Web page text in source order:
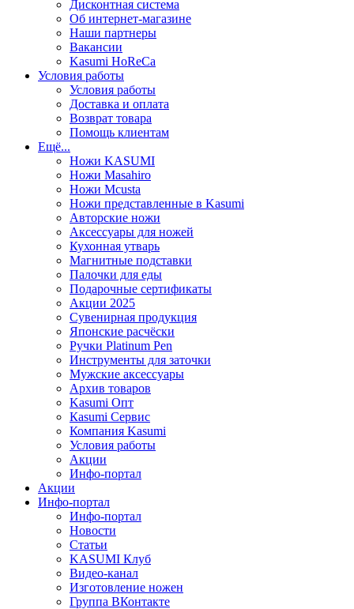
Дисконтная система
Об интернет-магазине
Наши партнеры
Вакансии
Kasumi HoReCa
Условия работы
Условия работы
Доставка и оплата
Возврат товара
Помощь клиентам
Ещё...
Ножи KASUMI
Ножи Masahiro
Ножи Mcusta
Ножи представленные в Kasumi
Авторские ножи
Аксессуары для ножей
Кухонная утварь
Магнитные подставки
Палочки для еды
Подарочные сертификаты
Акции 2025
Сувенирная продукция
Японские расчёски
Ручки Platinum Pen
Инструменты для заточки
Мужские аксессуары
Архив товаров
Kasumi Опт
Кasumi Сервис
Компания Kasumi
Условия работы
Акции
Инфо-портал
Акции
Инфо-портал
Инфо-портал
Новости
Статьи
KASUMI Клуб
Видео-канал
Изготовление ножен
Группа ВКонтакте